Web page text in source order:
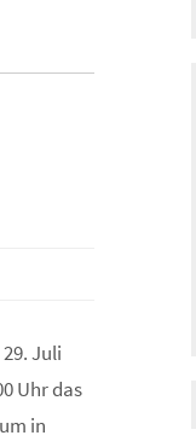
Juli
Uhr das
in